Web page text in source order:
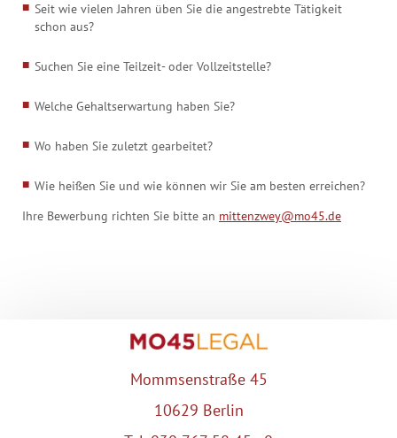
Seit wie vielen Jahren üben Sie die angestrebte Tätigkeit
schon aus?
Suchen Sie eine Teilzeit- oder Vollzeitstelle?
Welche Gehaltserwartung haben Sie?
Wo haben Sie zuletzt gearbeitet?
Wie heißen Sie und wie können wir Sie am besten erreichen?
Ihre Bewerbung richten Sie bitte an mittenzwey@mo45.de
Mommsenstraße 45
10629 Berlin